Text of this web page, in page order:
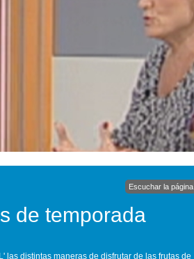
Escuchar la página
de temporada
las distintas maneras de disfrutar de las frutas de